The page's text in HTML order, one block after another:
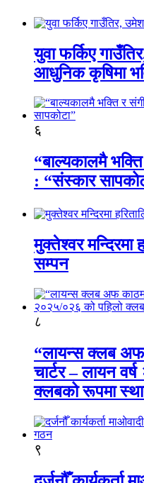
युवा फर्किए
आधुनिक कृषिमा
६
“बाल्यकालमै
: “संस्कार
मुक्तेश्वर मन्दिरमा
सम्पन
८
“लायन्स क्लब अफ
चार्टर – लायन
क्लबको रूपमा
९